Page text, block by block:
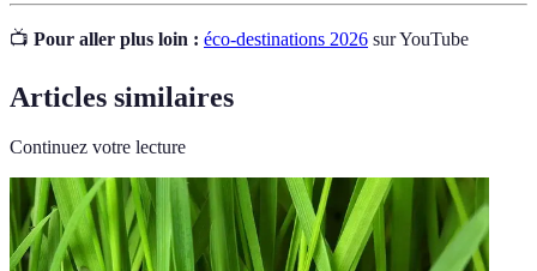
📺 Pour aller plus loin : éco-destinations 2026 sur YouTube
Articles similaires
Continuez votre lecture